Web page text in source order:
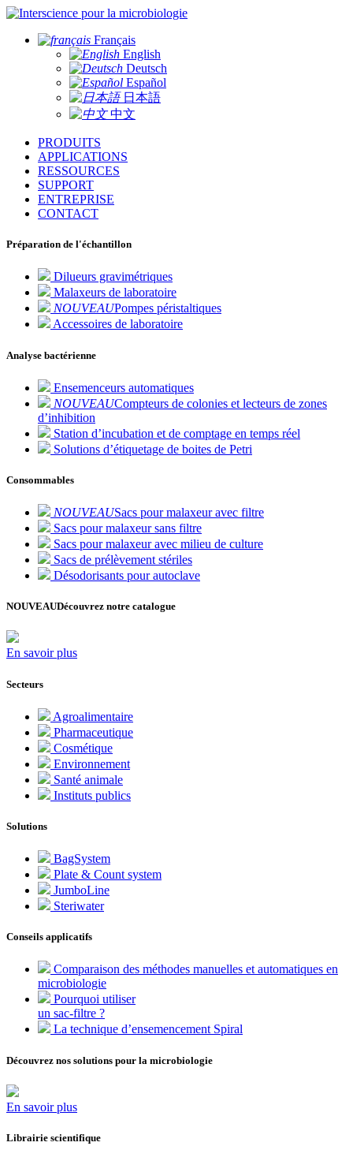
pour la microbiologie
Français
English
Deutsch
Español
日本語
中文
PRODUITS
APPLICATIONS
RESSOURCES
SUPPORT
ENTREPRISE
CONTACT
Préparation de l'échantillon
Dilueurs gravimétriques
Malaxeurs de laboratoire
NOUVEAUPompes péristaltiques
Accessoires de laboratoire
Analyse bactérienne
Ensemenceurs automatiques
NOUVEAUCompteurs de colonies et lecteurs de zones
d’inhibition
Station d’incubation et de comptage en temps réel
Solutions d’étiquetage de boites de Petri
Consommables
NOUVEAUSacs pour malaxeur avec filtre
Sacs pour malaxeur sans filtre
Sacs pour malaxeur avec milieu de culture
Sacs de prélèvement stériles
Désodorisants pour autoclave
NOUVEAUDécouvrez notre catalogue
En savoir plus
Secteurs
Agroalimentaire
Pharmaceutique
Cosmétique
Environnement
Santé animale
Instituts publics
Solutions
BagSystem
Plate & Count system
JumboLine
Steriwater
Conseils applicatifs
Comparaison des méthodes manuelles et automatiques en
microbiologie
Pourquoi utiliser
un sac-filtre ?
La technique d’ensemencement Spiral
Découvrez nos solutions pour la microbiologie
En savoir plus
Librairie scientifique